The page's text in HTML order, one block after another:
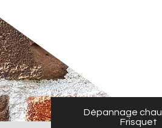
Dépannage
Frisquet